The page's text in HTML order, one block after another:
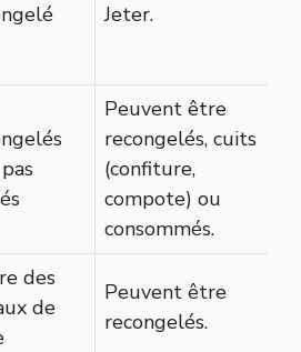
Jeter.
Peuvent être
recongelés, cuits
(confiture,
compote) ou
consommés.
des
de
Peuvent être
recongelés.